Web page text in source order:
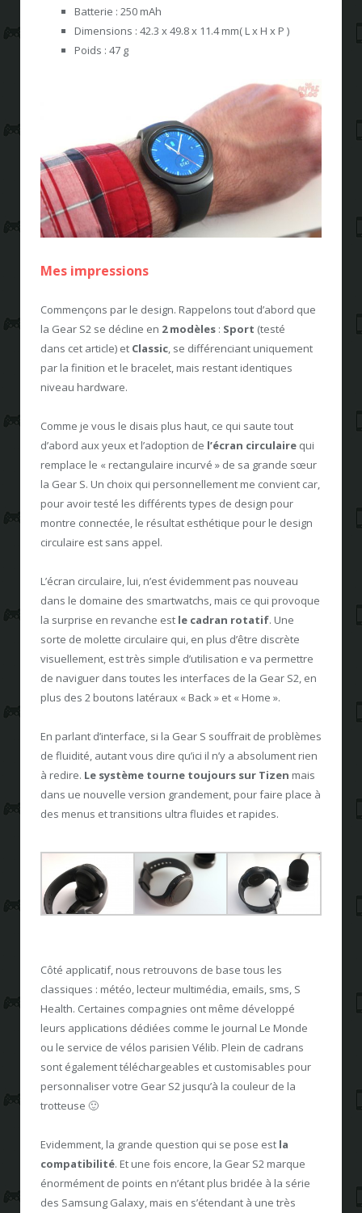
Batterie : 250 mAh
Dimensions : 42.3 x 49.8 x 11.4 mm( L x H x P )
Poids : 47 g
Mes impressions
Commençons par le design. Rappelons tout d’abord que
la Gear S2 se décline en 2 modèles : Sport (testé
dans cet article) et Classic, se différenciant uniquement
par la finition et le bracelet, mais restant identiques
niveau hardware.
Comme je vous le disais plus haut, ce qui saute tout
d’abord aux yeux et l’adoption de l’écran circulaire qui
remplace le « rectangulaire incurvé » de sa grande sœur
la Gear S. Un choix qui personnellement me convient car,
pour avoir testé les différents types de design pour
montre connectée, le résultat esthétique pour le design
circulaire est sans appel.
L’écran circulaire, lui, n’est évidemment pas nouveau
dans le domaine des smartwatchs, mais ce qui provoque
la surprise en revanche est le cadran rotatif. Une
sorte de molette circulaire qui, en plus d’être discrète
visuellement, est très simple d’utilisation e va permettre
de naviguer dans toutes les interfaces de la Gear S2, en
plus des 2 boutons latéraux « Back » et « Home ».
En parlant d’interface, si la Gear S souffrait de problèmes
de fluidité, autant vous dire qu’ici il n’y a absolument rien
à redire. Le système tourne toujours sur Tizen mais
dans ue nouvelle version grandement, pour faire place à
des menus et transitions ultra fluides et rapides.
Côté applicatif, nous retrouvons de base tous les
classiques : météo, lecteur multimédia, emails, sms, S
Health. Certaines compagnies ont même développé
leurs applications dédiées comme le journal Le Monde
ou le service de vélos parisien Vélib. Plein de cadrans
sont également téléchargeables et customisables pour
personnaliser votre Gear S2 jusqu’à la couleur de la
trotteuse 🙂
Evidemment, la grande question qui se pose est la
compatibilité. Et une fois encore, la Gear S2 marque
énormément de points en n’étant plus bridée à la série
des Samsung Galaxy, mais en s’étendant à une très